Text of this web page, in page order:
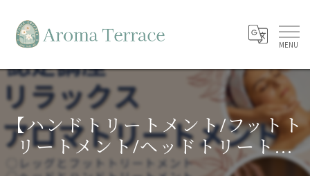
【ハンドトリートメント/フットト
リートメント/ヘッドトリート...